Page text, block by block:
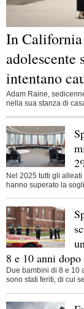
In
adolescente
intentano
Adam Raine,
nella sua stanza di
Nel 2025 tutti gli
hanno superato la
8 e 10 anni
Due bambini di 8 e 10
sono stati feriti, di cui